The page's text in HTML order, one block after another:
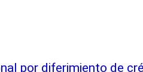
por diferimiento de